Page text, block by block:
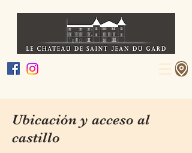
Ubicación y acceso al
castillo